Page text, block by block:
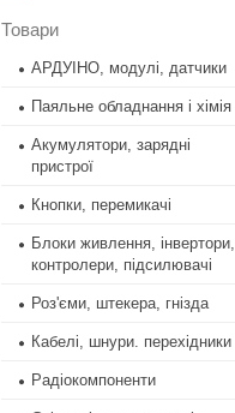
Товари
АРДУІНО, модулі, датчики
Паяльне обладнання і хімія
Акумулятори, зарядні
пристрої
Кнопки, перемикачі
Блоки живлення, інвертори,
контролери, підсилювачі
Роз'єми, штекера, гнізда
Кабелі, шнури. перехідники
Радіокомпоненти